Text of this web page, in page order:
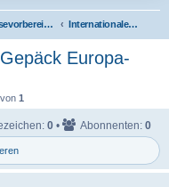
Reisevorbereitungen & Reiseerfahrungen Internationale Flüge
Europa-
von 1
0• Abonnenten: 0